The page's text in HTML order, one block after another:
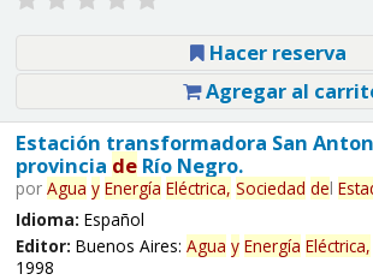
Hacer reserva
Agregar al
Estación transformadora San
provincia deRío Negro.
por Agua y Energía Eléctrica, Sociedad del
Idioma: Español
Editor: Buenos Aires: Agua y Energía Eléctrica,
1998